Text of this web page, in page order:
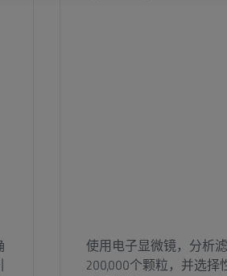
使用电子显微镜，分析
200,000个颗粒，并选择